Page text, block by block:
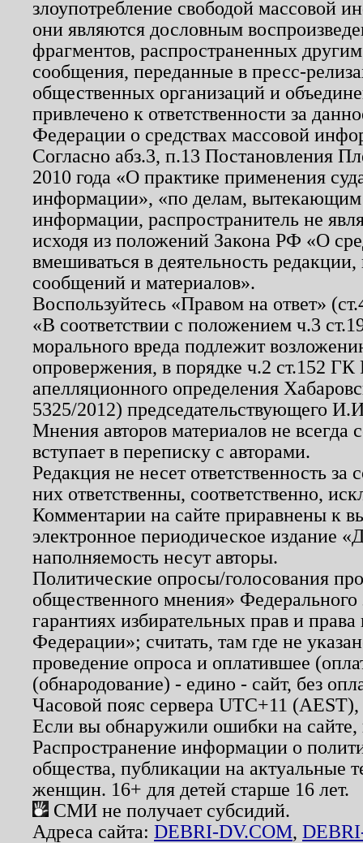
злоупотребление свободой массовой
они являются дословным
фрагментов, распространенных
сообщения, переданные в пресс-
общественных организаций и
привлечено к ответственности за
Федерации о средствах массовой
Согласно абз.3, п.13 Постановления
2010 года «О практике применения
информации», «по делам, вытекающим
информации, распространитель не
исходя из положений Закона РФ «О
вмешиваться в деятельность
сообщений и материалов».
Воспользуйтесь «Правом на ответ»
«В соответствии с положением ч.3
морального вреда подлежит
опровержения, в порядке ч.2 ст.152
апелляционного определения
5325/2012) председательствующего
Мнения авторов материалов не
вступает в переписку с авторами.
Редакция не несет ответственность
них ответственны, соответственно,
Комментарии на сайте приравнены к
электронное периодическое издание
наполняемость несут авторы.
Политические опросы/голосования
общественного мнения»
гарантиях избирательных прав и
Федерации»; считать, там где не
проведение опроса и оплатившее
(обнародование) - едино - сайт, без
Часовой пояс сервера UTC+11
Если вы обнаружили ошибки на
Распространение информации о
общества, публикации на актуальные
женщин. 16+ для детей старше 16 лет.
СМИ не получает субсидий.
Адреса сайта: DEBRI-DV.COM,